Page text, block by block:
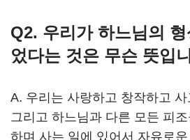
Q2. 우리가 하느님의
었다는 것은 무슨 뜻입
A. 우리는 사랑하고 창작하고
그리고 하느님과 다른 모든 피
하며 사는 일에 있어서 자유로